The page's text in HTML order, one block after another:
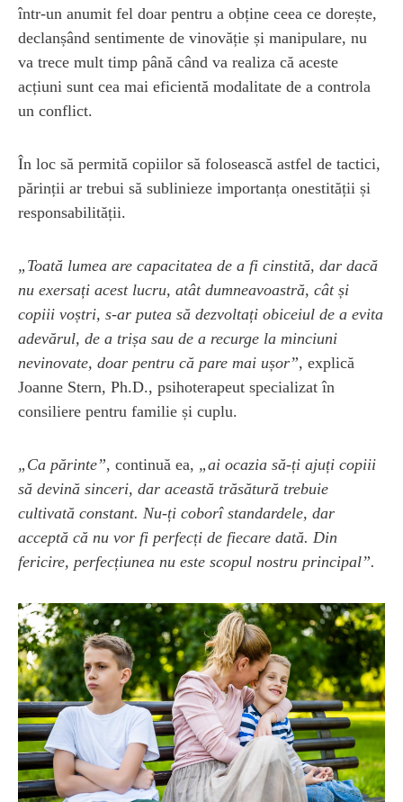
într-un anumit fel doar pentru a obține ceea ce dorește,
declanșând sentimente de vinovăție și manipulare, nu
va trece mult timp până când va realiza că aceste
acțiuni sunt cea mai eficientă modalitate de a controla
un conflict.
În loc să permită copiilor să folosească astfel de tactici,
părinții ar trebui să sublinieze importanța onestității și
responsabilității.
„Toată lumea are capacitatea de a fi cinstită, dar dacă
nu exersați acest lucru, atât dumneavoastră, cât și
copiii voștri, s-ar putea să dezvoltați obiceiul de a evita
adevărul, de a trișa sau de a recurge la minciuni
nevinovate, doar pentru că pare mai ușor”, explică
Joanne Stern, Ph.D., psihoterapeut specializat în
consiliere pentru familie și cuplu.
„Ca părinte”, continuă ea, „ai ocazia să-ți ajuți copiii
să devină sinceri, dar această trăsătură trebuie
cultivată constant. Nu-ți coborî standardele, dar
acceptă că nu vor fi perfecți de fiecare dată. Din
fericire, perfecțiunea nu este scopul nostru principal”.